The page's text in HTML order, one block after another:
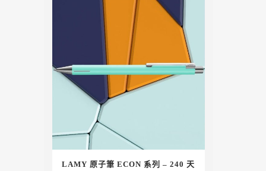
LAMY 原子筆 ECON 系列 – 240 天